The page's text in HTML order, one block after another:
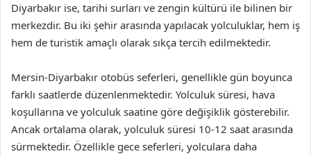
Diyarbakır ise, tarihi surları ve zengin kültürü ile bilinen bir
merkezdir. Bu iki şehir arasında yapılacak yolculuklar, hem iş
hem de turistik amaçlı olarak sıkça tercih edilmektedir.
Mersin-Diyarbakır otobüs seferleri, genellikle gün boyunca
farklı saatlerde düzenlenmektedir. Yolculuk süresi, hava
koşullarına ve yolculuk saatine göre değişiklik gösterebilir.
Ancak ortalama olarak, yolculuk süresi 10-12 saat arasında
sürmektedir. Özellikle gece seferleri, yolculara daha